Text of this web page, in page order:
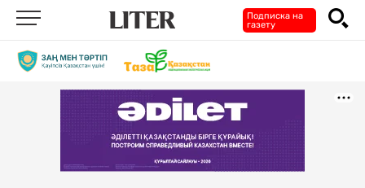
Подписка на
газету